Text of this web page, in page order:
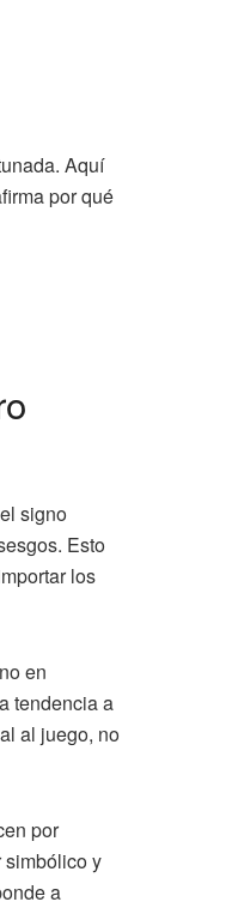
Aquí
por qué
signo
Esto
los
en
tendencia a
al juego, no
por
simbólico y
a